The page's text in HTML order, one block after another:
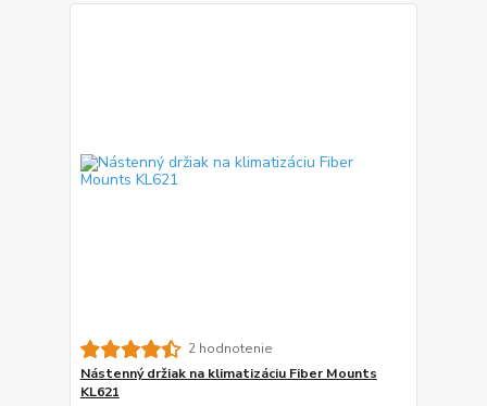
2 hodnotenie
Nástenný držiak na klimatizáciu Fiber Mounts
KL621